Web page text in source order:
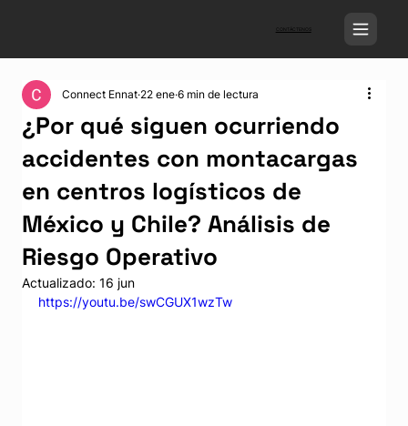
CONTÁCTENOS
¿Por qué siguen ocurriendo
accidentes con montacargas
en centros logísticos de
México y Chile? Análisis de
Riesgo Operativo
Connect Ennat 22 ene 6 min de lectura
Actualizado: 16 jun
https://youtu.be/swCGUX1wzTw